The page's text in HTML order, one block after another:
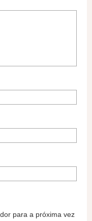
para a próxima vez